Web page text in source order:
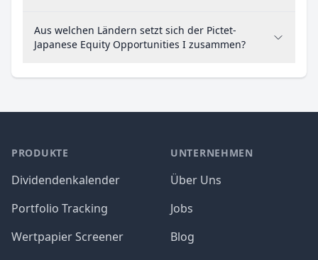
Aus welchen Ländern setzt sich der Pictet-
Japanese Equity Opportunities I zusammen?
PRODUKTE
Dividendenkalender
Portfolio Tracking
Wertpapier Screener
UNTERNEHMEN
Über Uns
Jobs
Blog